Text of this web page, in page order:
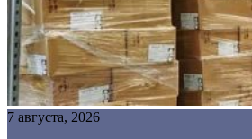
7 августа, 2026